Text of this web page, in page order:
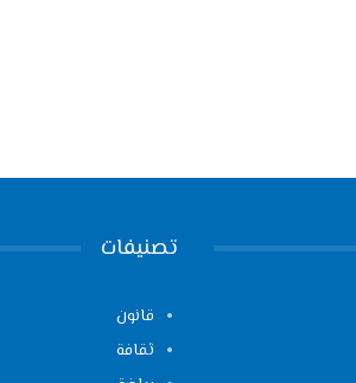
تصنيفات
قانون
ثقافة